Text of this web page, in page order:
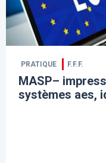
PRATIQUE F.F.F.
MASP–
systèmes aes,